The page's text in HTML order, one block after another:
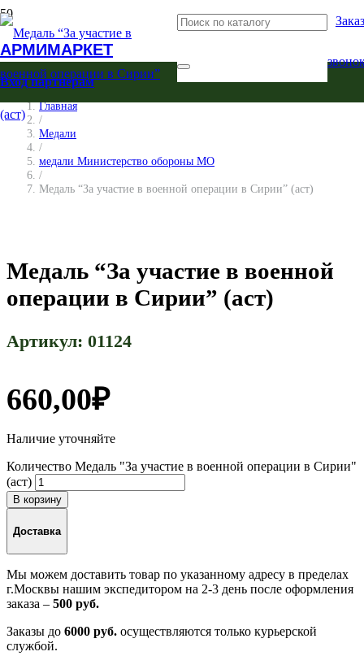
АРМИМАРКЕТ
Вход партнерам
Главная
/
Медали
/
медали Министерство обороны МО
/
Медаль “За участие в военной операции в Сирии” (аст)
Медаль “За участие в военной
операции в Сирии” (аст)
Артикул: 01124
660,00₽
Наличие уточняйте
Количество Медаль "За участие в военной операции в Сирии"
(аст)
В корзину
Доставка
Мы можем доставить товар по указанному адресу в пределах
г.Москвы нашим экспедитором на 2-3 день после оформления
заказа – 500 руб.
Заказы до 6000 руб. осуществляются только курьерской
службой.